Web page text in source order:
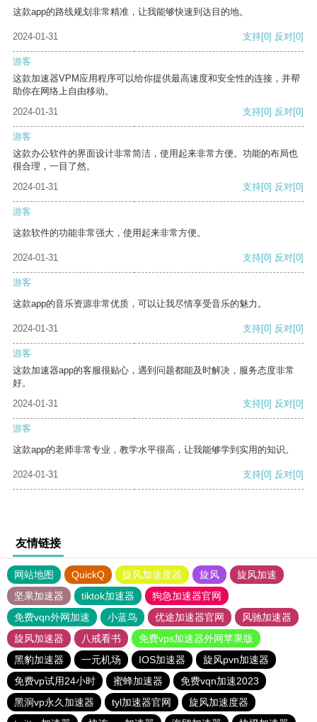
这款app的路线规划非常精准，让我能够快速到达目的地。
2024-01-31 支持[0] 反对[0]
游客
这款加速器VPM应用程序可以给你提供最高速度和安全性的连接，并帮
助你在网络上自由移动。
2024-01-31
支持[0] 反对[0]
游客
这款办公软件的界面设计非常简洁，使用起来非常方便。功能的布局也
很合理，一目了然。
2024-01-31
支持[0] 反对[0]
游客
这款软件的功能非常强大，使用起来非常方便。
2024-01-31 支持[0] 反对[0]
游客
这款app的音乐资源非常优质，可以让我尽情享受音乐的魅力。
2024-01-31 支持[0] 反对[0]
游客
这款加速器app的客服很贴心，遇到问题都能及时解决，服务态度非常
好。
2024-01-31
支持[0] 反对[0]
游客
这款app的老师非常专业，教学水平很高，让我能够学到实用的知识。
2024-01-31 支持[0] 反对[0]
友情链接
网站地图 QuickQ 旋风加速度器 旋风
旋风加速
坚果加速器
tiktok加速器
狗急加速器官网
免费vqn外网加速
小蓝鸟 优途加速器官网
风驰加速器
旋风加速器
八戒看书
免费vps加速器外网苹果版
黑豹加速器
一元机场 IOS加速器
旋风pvn加速器
免费vp试用24小时
蜜蜂加速器
免费vqn加速2023
黑洞vp永久加速器
tyl加速器官网
旋风加速度器